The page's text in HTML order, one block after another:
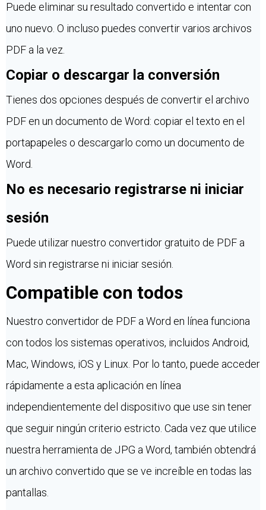
Puede eliminar su resultado convertido e intentar con
uno nuevo. O incluso puedes convertir varios archivos
PDF a la vez.
Copiar o descargar la conversión
Tienes dos opciones después de convertir el archivo
PDF en un documento de Word: copiar el texto en el
portapapeles o descargarlo como un documento de
Word.
No es necesario registrarse ni iniciar
sesión
Puede utilizar nuestro convertidor gratuito de PDF a
Word sin registrarse ni iniciar sesión.
Compatible con todos
Nuestro convertidor de PDF a Word en línea funciona
con todos los sistemas operativos, incluidos Android,
Mac, Windows, iOS y Linux. Por lo tanto, puede acceder
rápidamente a esta aplicación en línea
independientemente del dispositivo que use sin tener
que seguir ningún criterio estricto. Cada vez que utilice
nuestra herramienta de JPG a Word, también obtendrá
un archivo convertido que se ve increíble en todas las
pantallas.